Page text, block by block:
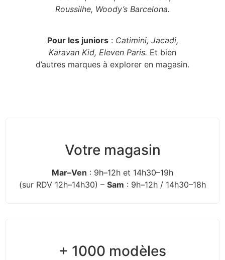
Roussilhe, Woody’s Barcelona.
Pour les juniors: Catimini, Jacadi,
Karavan Kid, Eleven Paris. Et bien
d’autres marques à explorer en magasin.
Votre magasin
Mar–Ven : 9h–12h et 14h30–19h
(sur RDV 12h–14h30) – Sam : 9h–12h / 14h30–18h
+ 1000 modèles